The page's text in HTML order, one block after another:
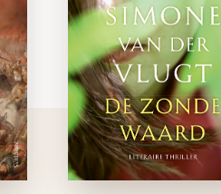
Het meisje ligt op
achterbank van
auto. Ze lijkt
slapen, maar er
iets vreemds
haar houding.
onnatuurlijks.
portier staat open.
gaat een schok